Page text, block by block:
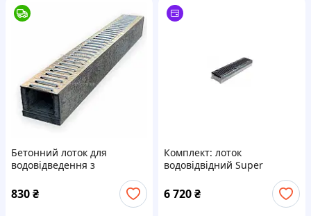
Бетонний лоток для
водовідведення з
830₴
Комплект: лоток
водовідвідний Super
чавунними ґратами, клас Е
6 720₴